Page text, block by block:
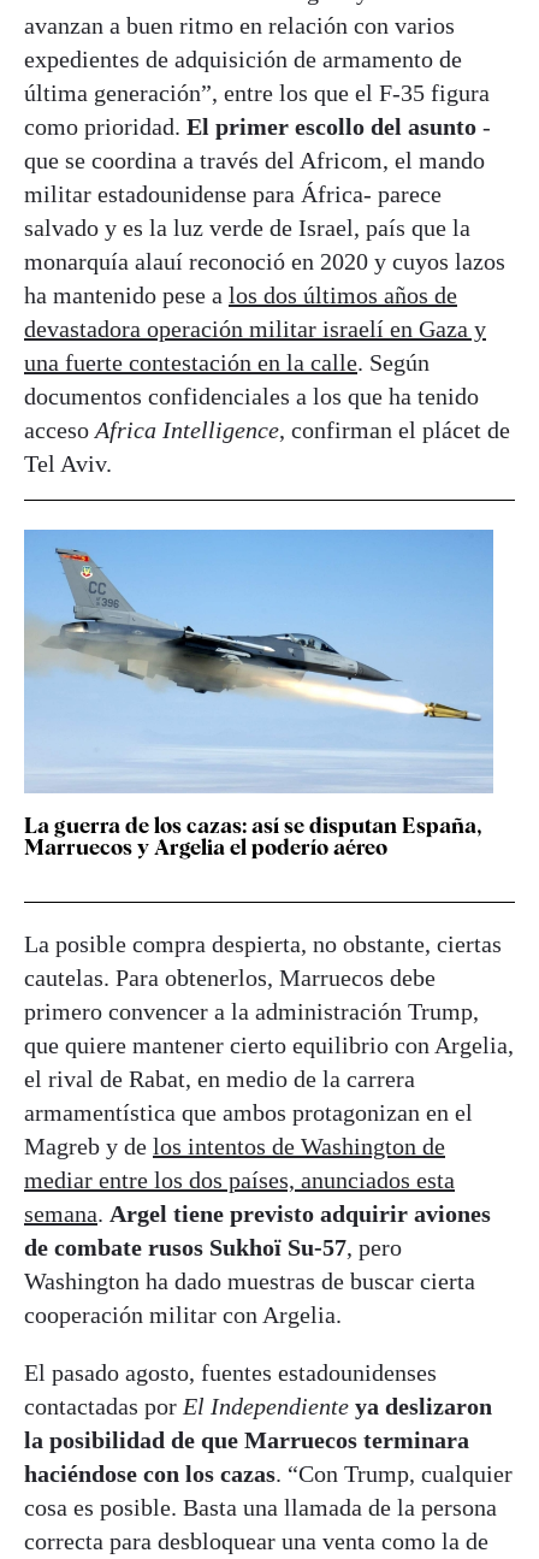
avanzan a buen ritmo en relación con varios
expedientes de adquisición de armamento de
última generación”, entre los que el F-35 figura
como prioridad. El primer escollo del asunto -
que se coordina a través del Africom, el mando
militar estadounidense para África- parece
salvado y es la luz verde de Israel, país que la
monarquía alauí reconoció en 2020 y cuyos lazos
ha mantenido pese a los dos últimos años de
devastadora operación militar israelí en Gaza y
una fuerte contestación en la calle. Según
documentos confidenciales a los que ha tenido
acceso Africa Intelligence, confirman el plácet de
Tel Aviv.
La guerra de los cazas: así se disputan España,
Marruecos y Argelia el poderío aéreo
La posible compra despierta, no obstante, ciertas
cautelas. Para obtenerlos, Marruecos debe
primero convencer a la administración Trump,
que quiere mantener cierto equilibrio con Argelia,
el rival de Rabat, en medio de la carrera
armamentística que ambos protagonizan en el
Magreb y de los intentos de Washington de
mediar entre los dos países, anunciados esta
semana. Argel tiene previsto adquirir aviones
de combate rusos Sukhoï Su-57, pero
Washington ha dado muestras de buscar cierta
cooperación militar con Argelia.
El pasado agosto, fuentes estadounidenses
contactadas por El Independiente ya deslizaron
la posibilidad de que Marruecos terminara
haciéndose con los cazas. “Con Trump, cualquier
cosa es posible. Basta una llamada de la persona
correcta para desbloquear una venta como la de